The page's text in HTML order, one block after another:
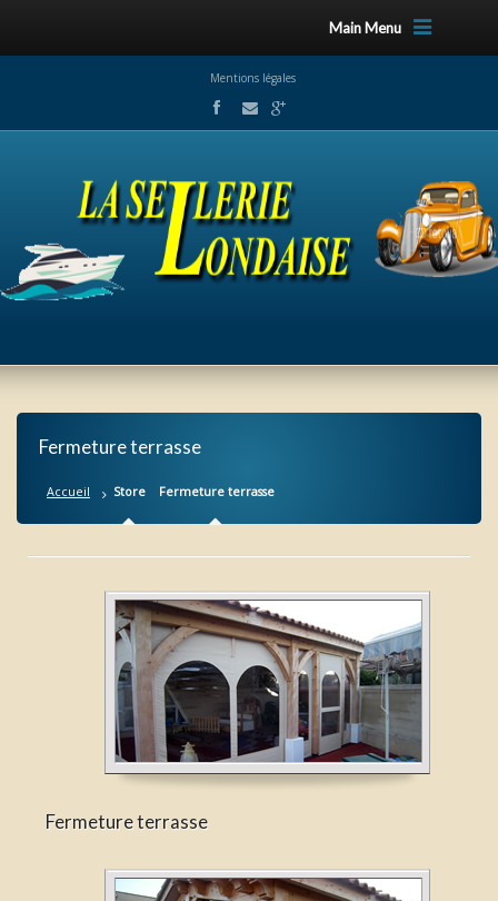
Main Menu
Mentions légales
Fermeture terrasse
Accueil Store Fermeture terrasse
Fermeture terrasse